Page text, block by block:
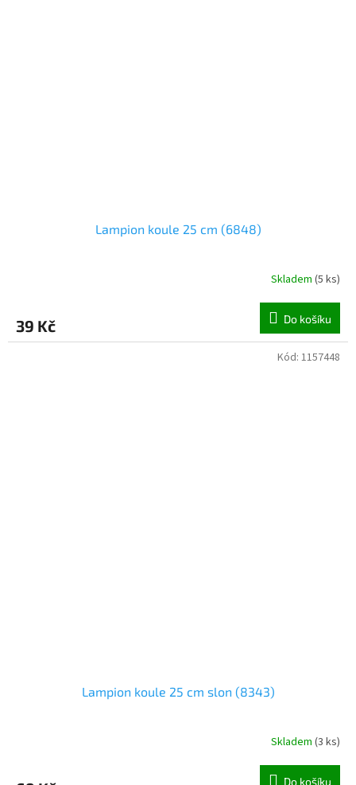
Lampion koule 25 cm (6848)
Skladem (5 ks)
39 Kč Do košíku
Lampion koule 25 cm slon (8343)
Skladem (3 ks)
Do košíku
Kód: 1157448